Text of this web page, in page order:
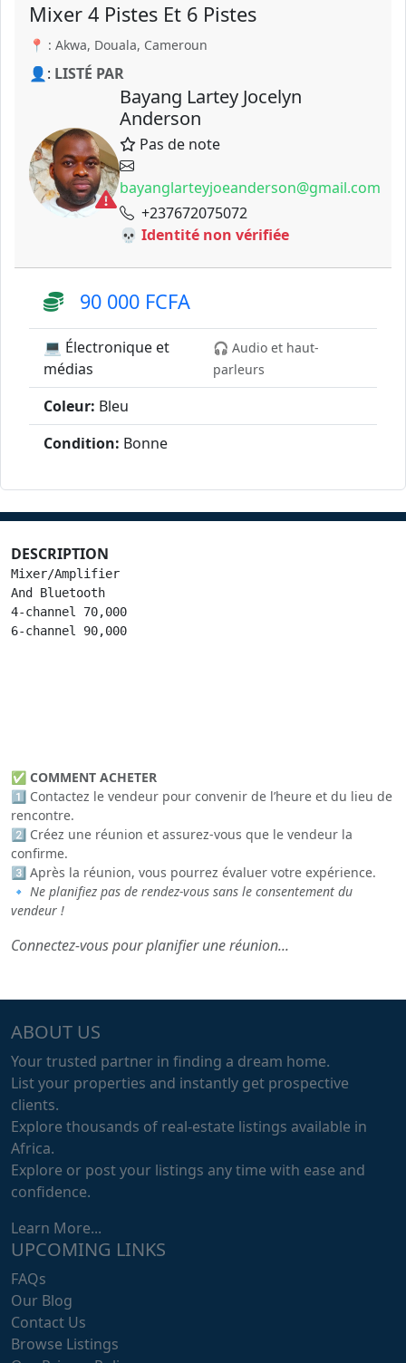
Mixer 4 Pistes Et 6 Pistes
📍 : Akwa, Douala, Cameroun
👤: LISTÉ PAR
Bayang Lartey Jocelyn
Anderson
Pas de note
bayanglarteyjoeanderson@gmail.com
+237672075072
💀 Identité non vérifiée
90 000 FCFA
💻 Électronique et
médias
🎧 Audio et haut-
parleurs
Coleur: Bleu
Condition: Bonne
DESCRIPTION
Mixer/Amplifier
And Bluetooth
4-channel 70,000
6-channel 90,000
✅ COMMENT ACHETER
1️⃣ Contactez le vendeur pour convenir de l’heure et du lieu de
rencontre.
2️⃣ Créez une réunion et assurez-vous que le vendeur la
confirme.
3️⃣ Après la réunion, vous pourrez évaluer votre expérience.
🔹 Ne planifiez pas de rendez-vous sans le consentement du
vendeur !
Connectez-vous pour planifier une réunion...
ABOUT US
Your trusted partner in finding a dream home.
List your properties and instantly get prospective
clients.
Explore thousands of real-estate listings available in
Africa.
Explore or post your listings any time with ease and
confidence.
Learn More...
UPCOMING LINKS
FAQs
Our Blog
Contact Us
Browse Listings